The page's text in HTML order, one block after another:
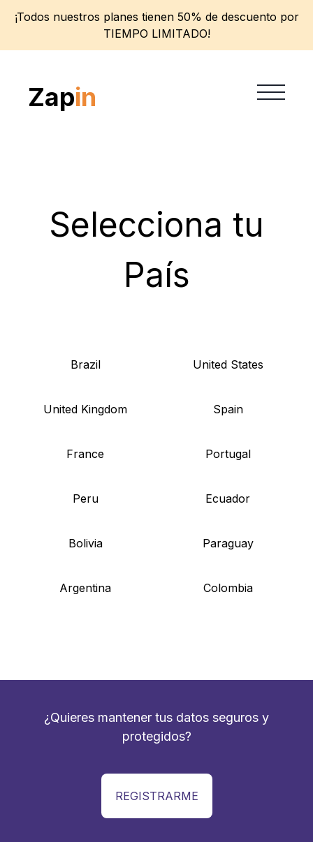
¡Todos nuestros planes tienen 50% de descuento por
TIEMPO LIMITADO!
Zapin
Selecciona tu
País
Brazil United States
United Kingdom Spain
France Portugal
Peru Ecuador
Bolivia Paraguay
Argentina Colombia
¿Quieres mantener tus datos seguros y
protegidos?
REGISTRARME